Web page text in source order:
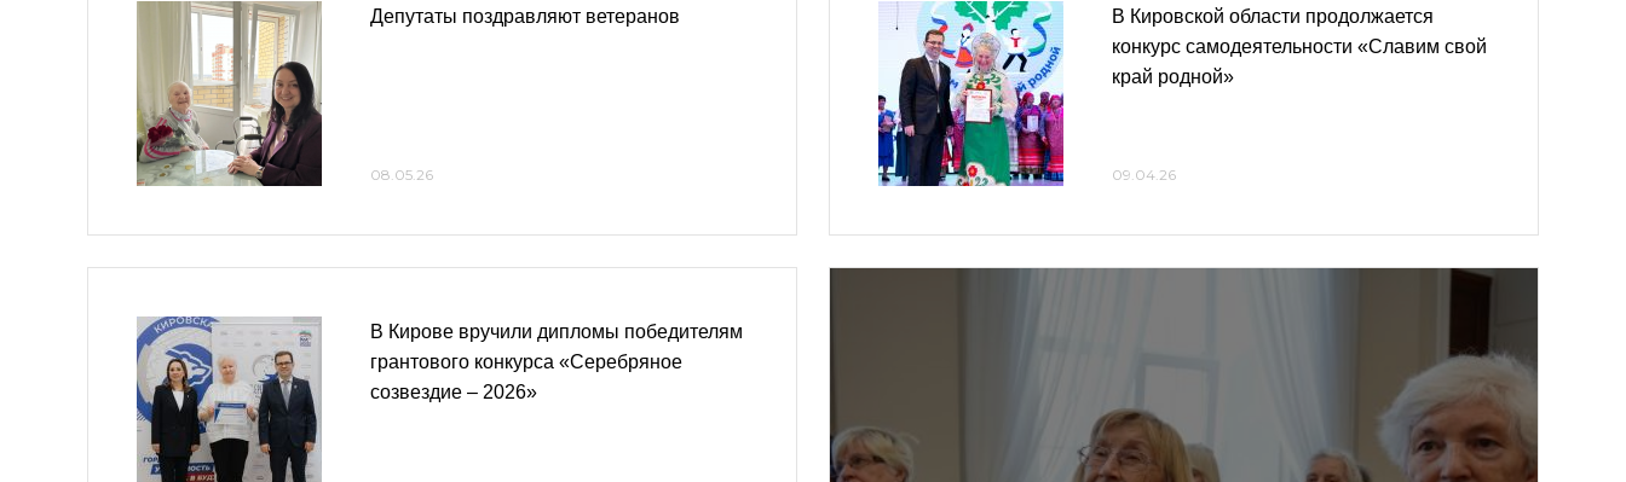
Депутаты поздравляют ветеранов
08.05.26
В Кировской области продолжается
конкурс самодеятельности «Славим свой
край родной»
09.04.26
В Кирове вручили дипломы победителям
грантового конкурса «Серебряное
созвездие – 2026»